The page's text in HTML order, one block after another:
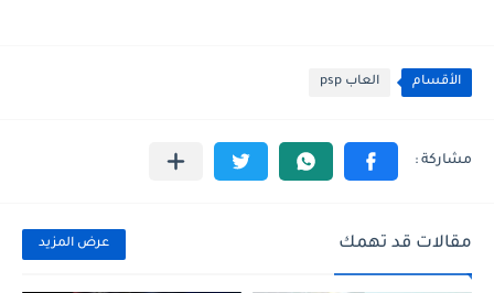
الأقسام العاب psp
مقالات قد تهمك عرض المزيد